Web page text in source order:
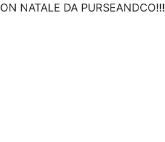
NATALE DA PURSEANDCO!!!